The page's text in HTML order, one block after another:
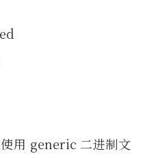
用 generic 二进制文